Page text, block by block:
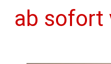
ab sofort